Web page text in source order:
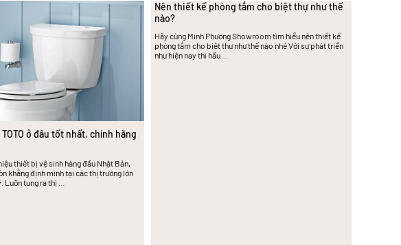
TOTO ở đâu tốt nhất, chính hãng
thiết bị vệ sinh hàng đầu Nhật Bản,
khẳng định mình tại các thị trường lớn
Luôn tung ra thị …
Nên thiết kế phòng tắm cho biệt thự như thế
nào?
Hãy cùng Minh Phương Showroom tìm hiểu nên thiết kế
phòng tắm cho biệt thự như thế nào nhé Với sự phát triển
như hiện nay thì hầu …